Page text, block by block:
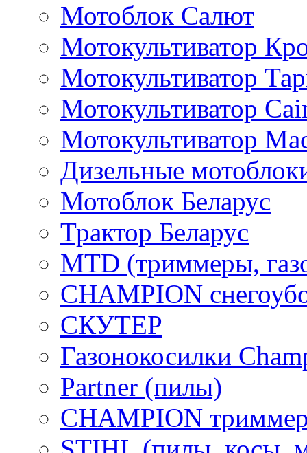
Мотоблок Салют
Мотокультиватор
Мотокультиватор
Мотокультиватор
Мотокультиватор
Дизельные
Мотоблок Беларус
Трактор Беларус
MTD (триммеры,
CHAMPION
СКУТЕР
Газонокосилки
Partner (пилы)
CHAMPION